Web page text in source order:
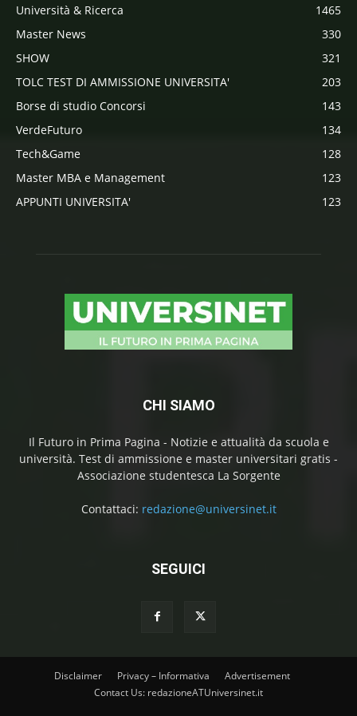
Università & Ricerca
1465
Master News
330
SHOW
321
TOLC TEST DI AMMISSIONE UNIVERSITA'
203
Borse di studio Concorsi
143
VerdeFuturo
134
Tech&Game
128
Master MBA e Management
123
APPUNTI UNIVERSITA'
123
CHI SIAMO
Il Futuro in Prima Pagina - Notizie e attualità da scuola e
università. Test di ammissione e master universitari gratis -
Associazione studentesca La Sorgente
Contattaci: redazione@universinet.it
SEGUICI
Disclaimer Privacy – Informativa
Advertisement
Contact Us: redazioneATUniversinet.it